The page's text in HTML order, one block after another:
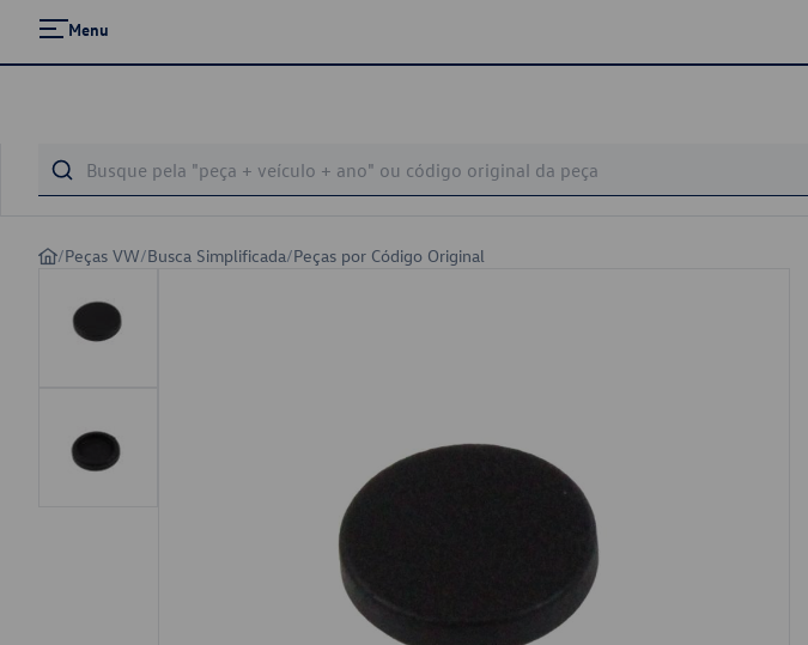
Menu
/Peças VW/Busca Simplificada/Peças por Código Original